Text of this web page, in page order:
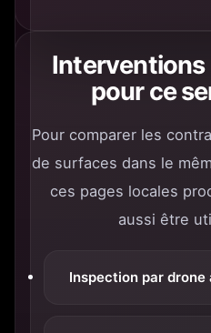
Interventions
pour ce
Pour comparer les
de surfaces dans le
ces pages locales
aussi être
Inspection par drone